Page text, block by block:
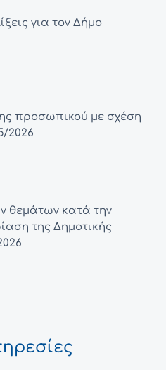
για τον Δήμο
προσωπικού με σχέση
2026
θεμάτων κατά την
της Δημοτικής